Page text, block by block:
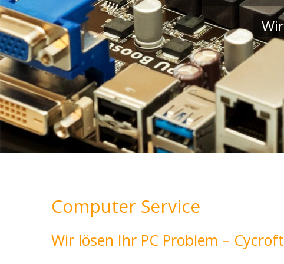
Computer Service
Wir lösen Ihr PC Problem –